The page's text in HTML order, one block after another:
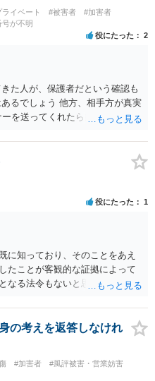
イベート #被害者
#加害者
が不明
役にたった 2
た人が、保護者だという確認も
るでしょう 他方、相手方が真実
を送ってくれたら自慰行為など
を触って欲しい、などの要望を
電子マネーを送信してしまいま
で顔の雰囲気の写真を交換して
えてと言われたので教えたりと
うやりとりは、青少年条例違反
18歳未満と知らなくても処罰可
役にたった 1
に知っており、そのことをあえ
たことが客観的な証拠によって
なる法令もないと思われます。
の考えを返答しなけれ
#加害者
#風評被害・営業妨害